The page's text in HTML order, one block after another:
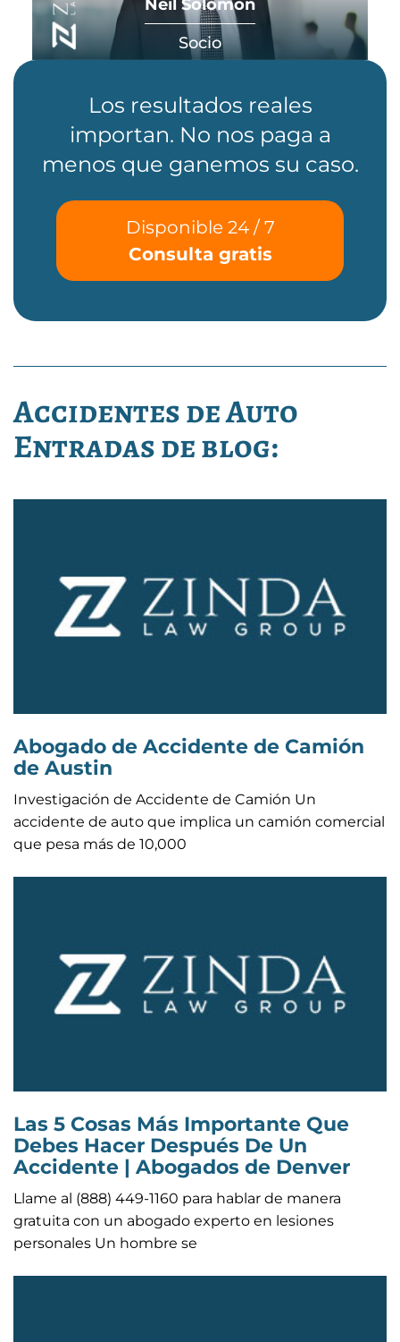
Neil Solomon
Socio
Los resultados reales
importan. No nos paga a
menos que ganemos su caso.
Disponible 24 / 7
Consulta gratis
Accidentes de Auto
Entradas de blog:
Abogado de Accidente de Camión
de Austin
Investigación de Accidente de Camión Un
accidente de auto que implica un camión comercial
que pesa más de 10,000
Las 5 Cosas Más Importante Que
Debes Hacer Después De Un
Accidente | Abogados de Denver
Llame al (888) 449-1160 para hablar de manera
gratuita con un abogado experto en lesiones
personales Un hombre se